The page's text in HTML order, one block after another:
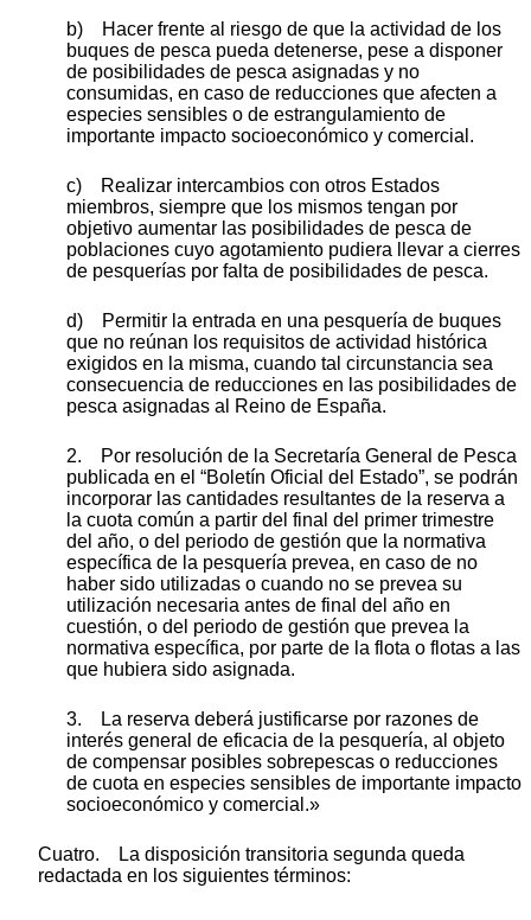
b) Hacer frente al riesgo de que la actividad de los
buques de pesca pueda detenerse, pese a disponer
de posibilidades de pesca asignadas y no
consumidas, en caso de reducciones que afecten a
especies sensibles o de estrangulamiento de
importante impacto socioeconómico y comercial.
c) Realizar intercambios con otros Estados
miembros, siempre que los mismos tengan por
objetivo aumentar las posibilidades de pesca de
poblaciones cuyo agotamiento pudiera llevar a cierres
de pesquerías por falta de posibilidades de pesca.
d) Permitir la entrada en una pesquería de buques
que no reúnan los requisitos de actividad histórica
exigidos en la misma, cuando tal circunstancia sea
consecuencia de reducciones en las posibilidades de
pesca asignadas al Reino de España.
2. Por resolución de la Secretaría General de Pesca
publicada en el “Boletín Oficial del Estado”, se podrán
incorporar las cantidades resultantes de la reserva a
la cuota común a partir del final del primer trimestre
del año, o del periodo de gestión que la normativa
específica de la pesquería prevea, en caso de no
haber sido utilizadas o cuando no se prevea su
utilización necesaria antes de final del año en
cuestión, o del periodo de gestión que prevea la
normativa específica, por parte de la flota o flotas a las
que hubiera sido asignada.
3. La reserva deberá justificarse por razones de
interés general de eficacia de la pesquería, al objeto
de compensar posibles sobrepescas o reducciones
de cuota en especies sensibles de importante impacto
socioeconómico y comercial.»
Cuatro. La disposición transitoria segunda queda
redactada en los siguientes términos: